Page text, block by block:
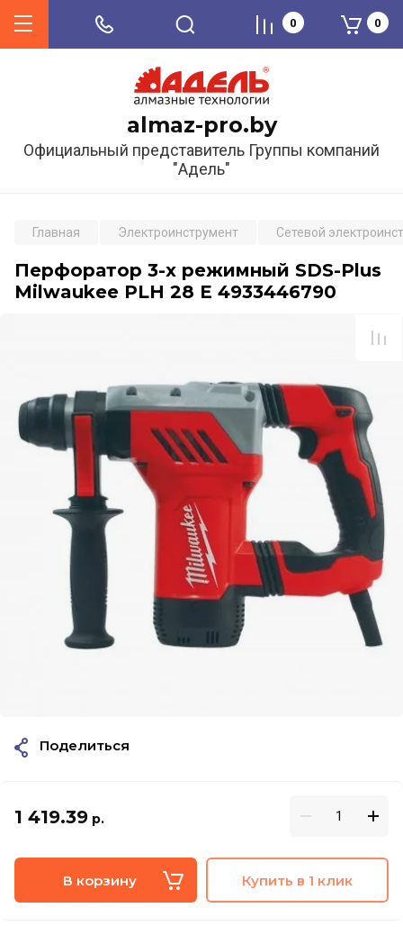
almaz-pro.by
Официальный представитель Группы компаний
"Адель"
0 0
Главная Электроинструмент Сетевой
Перфоратор 3-х режимный SDS-Plus
Milwaukee PLH 28 E 4933446790
1 419.39 р.
В корзину Купить в 1 клик
Поделиться